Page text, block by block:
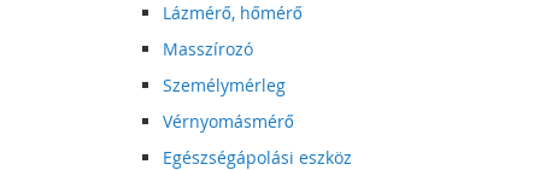
Lázmérő, hőmérő
Masszírozó
Személymérleg
Vérnyomásmérő
Egészségápolási eszköz